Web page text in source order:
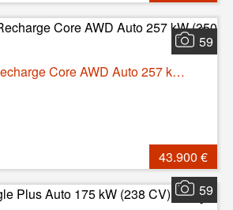
59
Volvo XC60 T6 Recharge Core AWD Auto 257 kW (350 CV)
43.900 €
59